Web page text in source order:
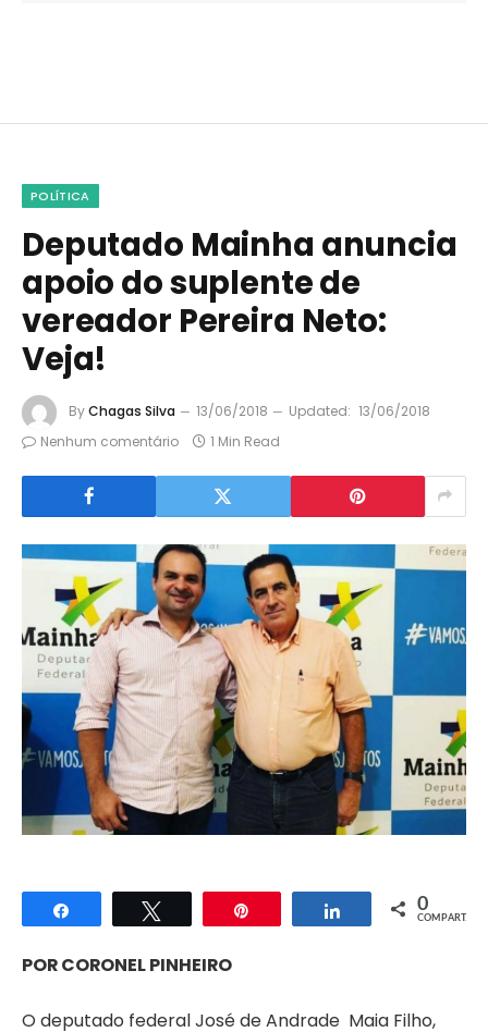
POLÍTICA
Deputado Mainha anuncia
apoio do suplente de
vereador Pereira Neto:
Veja!
ByChagas Silva 13/06/2018 Updated: 13/06/2018
Nenhum comentário
1 Min Read
Compartilhar Compartilhar
0
COMPART.
POR CORONEL PINHEIRO
O deputado federal José de Andrade Maia Filho,